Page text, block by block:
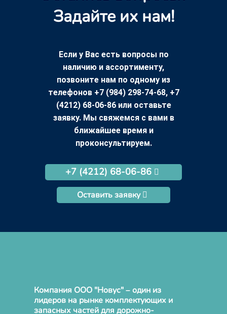
Задайте их нам!
Если у Вас есть вопросы по
наличию и ассортименту,
позвоните нам по одному из
телефонов +7 (984) 298-74-68, +7
(4212) 68-06-86 или оставьте
заявку. Мы свяжемся с вами в
ближайшее время и
проконсультируем.
+7 (4212) 68-06-86
Оставить заявку
Компания ООО "Новус" – один из
лидеров на рынке комплектующих и
запасных частей для дорожно-